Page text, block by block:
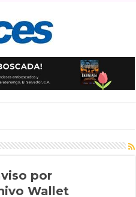
por
Wallet